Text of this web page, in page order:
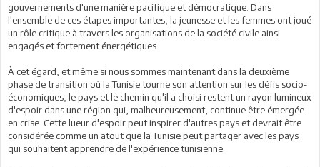
gouvernements d'une manière pacifique et démocratique. Dans
l'ensemble de ces étapes importantes, la jeunesse et les femmes ont joué
un rôle critique à travers les organisations de la société civile ainsi
engagés et fortement énergétiques.
À cet égard, et même si nous sommes maintenant dans la deuxième
phase de transition où la Tunisie tourne son attention sur les défis socio-
économiques, le pays et le chemin qu'il a choisi restent un rayon lumineux
d'espoir dans une région qui, malheureusement, continue être émergée
en crise. Cette lueur d'espoir peut inspirer d'autres pays et devrait être
considérée comme un atout que la Tunisie peut partager avec les pays
qui souhaitent apprendre de l'expérience tunisienne.